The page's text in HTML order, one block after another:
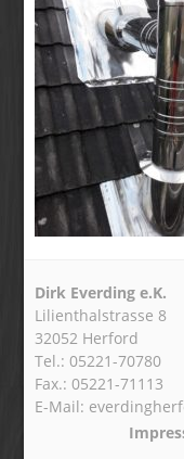
Dirk Everding e.K.
Lilienthalstrasse 8
32052 Herford
Tel.: 05221-70780
Fax.: 05221-71113
E-Mail: